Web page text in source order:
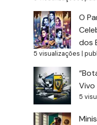
O
dos
5 visualizações |
Vivo
5